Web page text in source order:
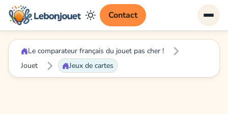
Contact
Le comparateur français du jouet pas cher !
Jouet
Jeux de cartes